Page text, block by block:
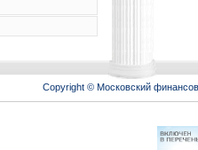
Copyright © Московский